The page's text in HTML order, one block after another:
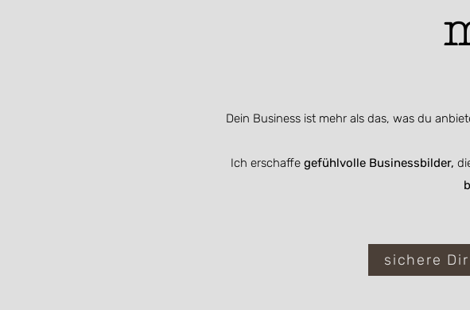
Dein Business ist mehr als das, was du
Ich erschaffe gefühlvolle Businessbilder,
sichere